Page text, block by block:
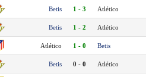
Betis 1 - 3 Atlético
Betis 1 - 2 Atlético
Atlético 1 - 0 Betis
Betis 0 - 0 Atlético